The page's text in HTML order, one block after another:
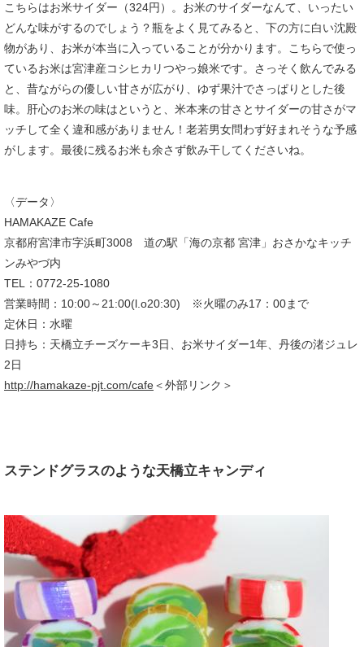
こちらはお米サイダー（324円）。お米のサイダーなんて、いったい
どんな味がするのでしょう？瓶をよく見てみると、下の方に白い沈殿
物があり、お米が本当に入っていることが分かります。こちらで使っ
ているお米は宮津産コシヒカリつやっ娘米です。さっそく飲んでみる
と、昔ながらの優しい甘さが広がり、ゆず果汁でさっぱりとした後
味。肝心のお米の味はというと、米本来の甘さとサイダーの甘さがマ
ッチして全く違和感がありません！老若男女問わず好まれそうな予感
がします。最後に残るお米も余さず飲み干してくださいね。​
​〈データ〉
HAMAKAZE Cafe
京都府宮津市字浜町3008 道の駅「海の京都 宮津」おさかなキッチ
ンみやづ内
TEL：0772-25-1080
営業時間：10:00～21:00(l.o20:30) ※火曜のみ17：00まで
定休日：水曜
日持ち：天橋立チーズケーキ3日、お米サイダー1年、丹後の渚ジュレ
2日
http://hamakaze-pjt.com/cafe＜外部リンク＞
ステンドグラスのような天橋立キャンディ